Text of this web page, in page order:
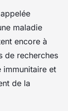
maladie
encore à
de recherches
immunitaire et
de la